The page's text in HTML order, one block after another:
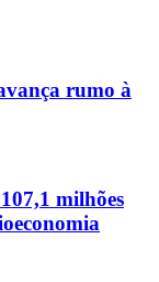
rumo à
milhões